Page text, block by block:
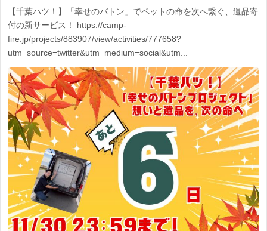
【千葉ハツ！】「幸せのバトン」でペットの命を次へ繋ぐ、遺品寄
付の新サービス！ https://camp-
fire.jp/projects/883907/view/activities/777658?
utm_source=twitter&utm_medium=social&utm...